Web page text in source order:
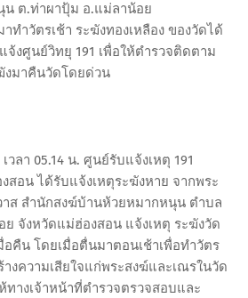
ต.ท่าผาปุ้ม อ.แม่ลาน้อย
ทำวัตรเช้า ระฆังทองเหลือง ของวัดได้
จ้งศูนย์วิทยุ 191 เพื่อให้ตำรวจติดตาม
งมาคืนวัดโดยด่วน
วลา 05.14 น. ศูนย์รับแจ้งเหตุ 191
สอน ได้รับแจ้งเหตุระฆังหาย จากพระ
าส สำนักสงฆ์บ้านห้วยหมากหนุน ตำบล
จังหวัดแม่ฮ่องสอน แจ้งเหตุ ระฆังวัด
คืน โดยเมื่อตื่นมาตอนเช้าเพื่อทำวัตร
งความเสียใจแก่พระสงฆ์และเณรในวัด
ทางเจ้าหน้าที่ตำรวจตรวจสอบและ